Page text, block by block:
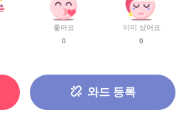
좋아요
0
이미 샀어요
0
와드 등록